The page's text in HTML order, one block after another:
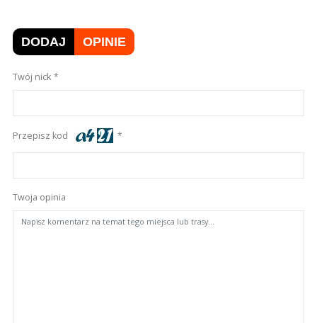
DODAJ OPINIE
Twój nick
Przepisz kod
Twoja opinia